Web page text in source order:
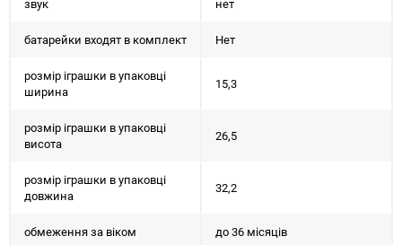
звук нет
батарейки входят в комплект Нет
розмір іграшки в упаковці
ширина
15,3
розмір іграшки в упаковці
висота
26,5
розмір іграшки в упаковці
довжина
32,2
обмеження за віком до 36 місяців